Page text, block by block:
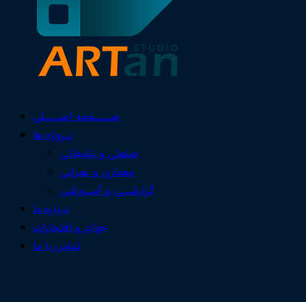
صــــفحه اصــــلی
پـروژه ها
صنعتی و تبلیغاتی
معماری و عمرانی
گزارشــی و آمــوزشی
درباره ما
جوایز و افتخارات
تماس با ما